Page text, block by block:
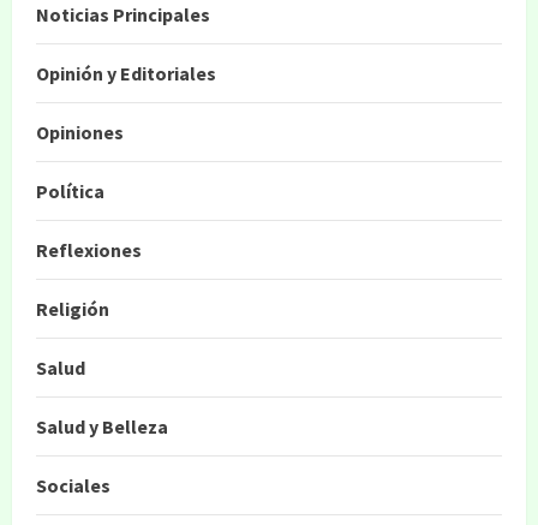
Noticias Principales
Opinión y Editoriales
Opiniones
Política
Reflexiones
Religión
Salud
Salud y Belleza
Sociales